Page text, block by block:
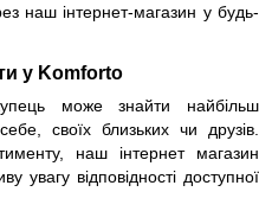
наш інтернет-магазин у будь-
у Komforto
може знайти найбільш
своїх близьких чи друзів.
наш інтернет магазин
увагу відповідності доступної